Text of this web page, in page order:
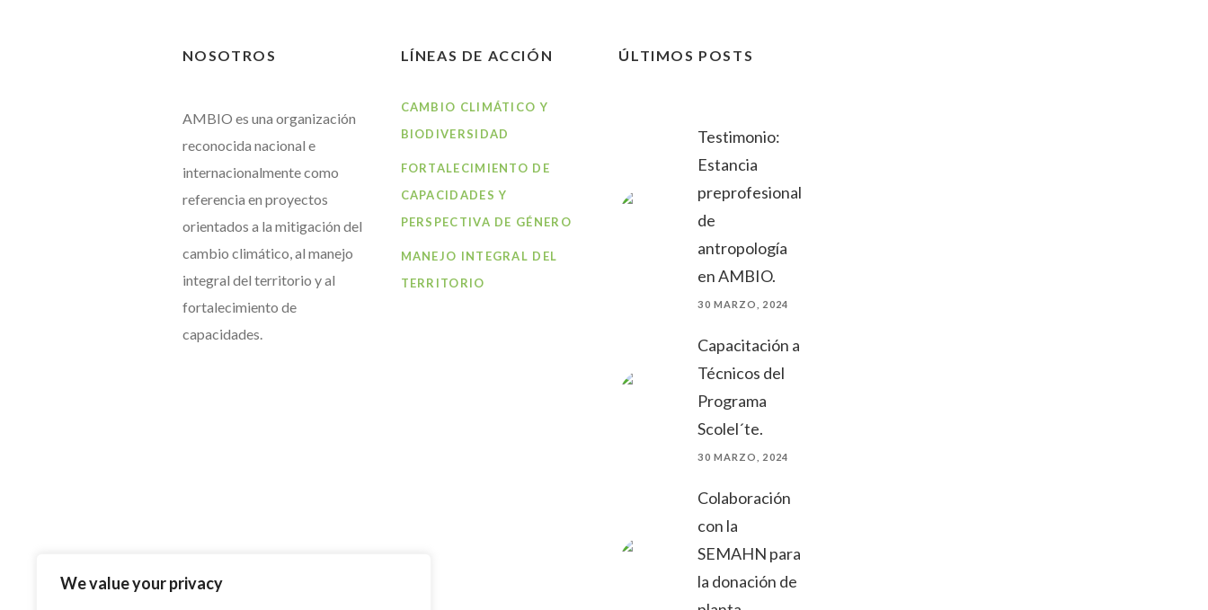
We value your privacy
NOSOTROS
AMBIO es una organización
reconocida nacional e
internacionalmente como
referencia en proyectos
orientados a la mitigación del
cambio climático, al manejo
integral del territorio y al
fortalecimiento de
capacidades.
LÍNEAS DE ACCIÓN
CAMBIO CLIMÁTICO Y
BIODIVERSIDAD
FORTALECIMIENTO DE
CAPACIDADES Y
PERSPECTIVA DE GÉNERO
MANEJO INTEGRAL DEL
TERRITORIO
ÚLTIMOS POSTS
Testimonio:
Estancia
preprofesional
de
antropología
en AMBIO.
30 MARZO, 2024
Capacitación a
Técnicos del
Programa
Scolel´te.
30 MARZO, 2024
Colaboración
con la
SEMAHN para
la donación de